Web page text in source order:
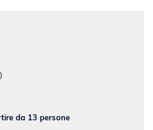
da 13 persone